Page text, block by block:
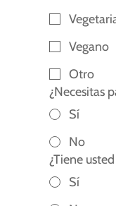
Vegano
Otro
¿Necesitas
Sí
No
¿Tiene
Sí